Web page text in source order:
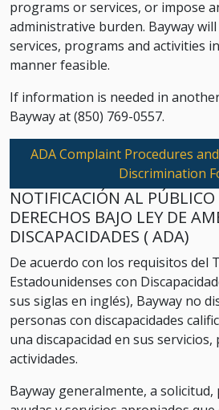
programs or services, or impose
administrative burden. Bayway
services, programs and activities
manner feasible.
If information is needed in
Bayway at (850) 769-0557.
ADA Complaint Procedures
Discrimination
NOTIFICACIÓN AL PÚBLICO
DERECHOS BAJO LEY DE
DISCAPACIDADES ( ADA)
De acuerdo con los requisitos del
Estadounidenses con
sus siglas en inglés), Bayway no
personas con discapacidades
una discapacidad en sus
actividades.
Bayway generalmente, a